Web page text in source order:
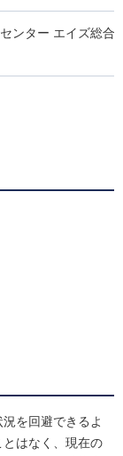
ンター エイズ総合
を回避できるよ
はなく、現在の